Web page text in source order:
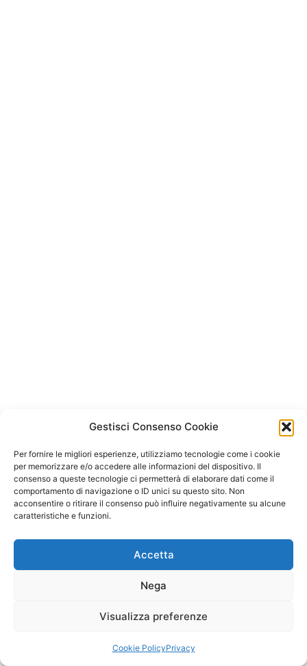
Gestisci Consenso Cookie
Per fornire le migliori esperienze, utilizziamo tecnologie come i cookie
per memorizzare e/o accedere alle informazioni del dispositivo. Il
consenso a queste tecnologie ci permetterà di elaborare dati come il
comportamento di navigazione o ID unici su questo sito. Non
acconsentire o ritirare il consenso può influire negativamente su alcune
caratteristiche e funzioni.
Accetta
Nega
Visualizza preferenze
Cookie PolicyPrivacy